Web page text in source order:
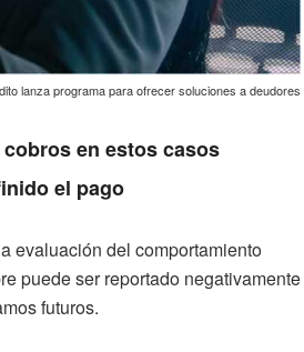
lanza programa para ofrecer soluciones a deudores
en estos casos
el pago
evaluación del comportamiento
puede ser reportado negativamente
futuros.